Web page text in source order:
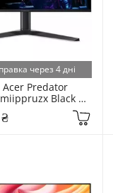
через 4 дні
Acer Predator
Black